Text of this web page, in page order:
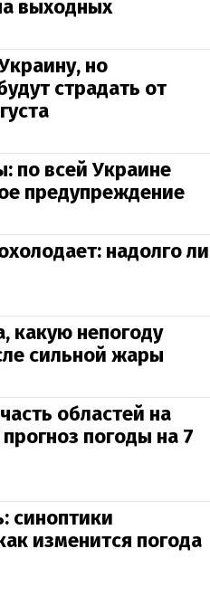
выходных
но
страдать от
по всей Украине
предупреждение
надолго ли
какую непогоду
сильной жары
областей на
погоды на 7
синоптики
изменится погода